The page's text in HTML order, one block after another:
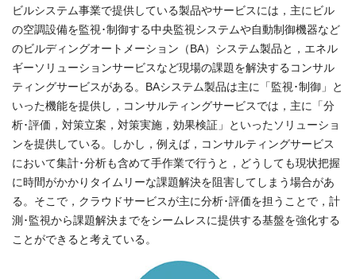
ビルシステム事業で提供している製品やサービスには，主にビル
の空調設備を監視･制御する中央監視システムや自動制御機器など
のビルディングオートメーション（BA）システム製品と，エネル
ギーソリューションサービスなど現場の課題を解決するコンサル
ティングサービスがある。BAシステム製品は主に「監視･制御」と
いった機能を提供し，コンサルティングサービスでは，主に「分
析･評価，対策立案，対策実施，効果検証」といったソリューショ
ンを提供している。しかし，例えば，コンサルティングサービス
において集計･分析も含めて手作業で行うと，どうしても現状把握
に時間がかかりタイムリーな課題解決を阻害してしまう場合があ
る。そこで，クラウドサービスが主に分析･評価を担うことで，計
測･監視から課題解決までをシームレスに提供する基盤を強化する
ことができると考えている。